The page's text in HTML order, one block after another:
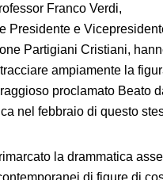
Franco Verdi,
Presidente e
Partigiani Cristiani,
ampiamente la
proclamato Beato
nel febbraio di questo
la drammatica
di figure di